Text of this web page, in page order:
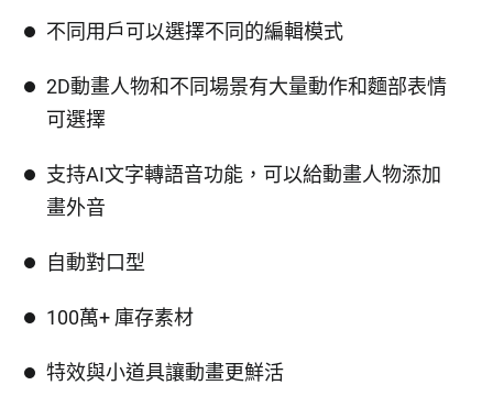
不同用戶可以選擇不同的編輯模式
2D動畫人物和不同場景有大量動作和麵部表情
可選擇
支持AI文字轉語音功能，可以給動畫人物添加
畫外音
自動對口型
100萬+ 庫存素材
特效與小道具讓動畫更鮮活